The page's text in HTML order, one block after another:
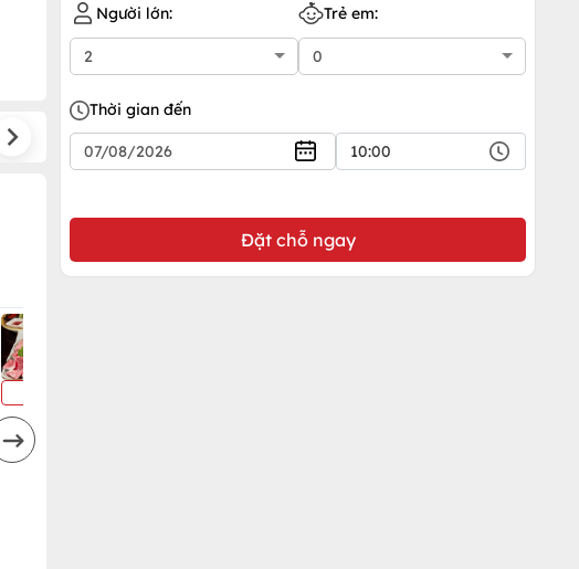
Người lớn:
Trẻ em:
Thời gian đến
10:00
Đặt chỗ ngay